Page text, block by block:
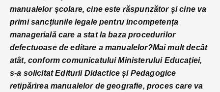
manualelor școlare, cine este răspunzător și cine va
primi sancțiunile legale pentru incompetența
managerială care a stat la baza procedurilor
defectuoase de editare a manualelor?Mai mult decât
atât, conform comunicatului Ministerului Educației,
s-a solicitat Editurii Didactice și Pedagogice
retipărirea manualelor de geografie, proces care va